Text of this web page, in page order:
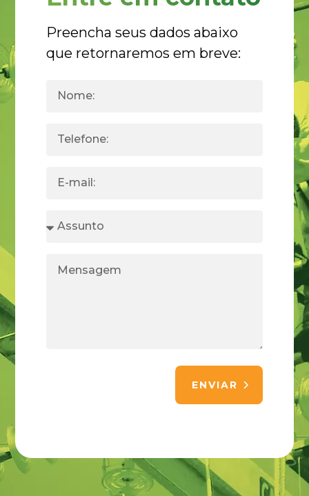
Preencha seus dados abaixo
que retornaremos em breve:
ENVIAR